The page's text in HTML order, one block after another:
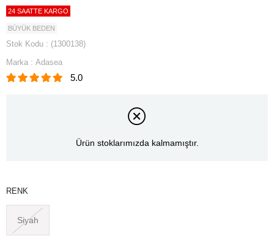
24 SAATTE KARGO
BÜYÜK BEDEN
Stok Kodu
(1300138)
Marka : Adasea
5.0
Ürün stoklarımızda kalmamıştır.
RENK
Siyah